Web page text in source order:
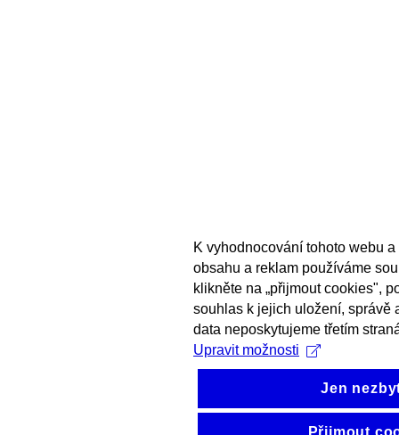
K vyhodnocování tohoto webu
obsahu a reklam používáme
klikněte na „přijmout cookies",
souhlas k jejich uložení, správě
data neposkytujeme třetím
Upravit možnosti
Jen
Přijmout